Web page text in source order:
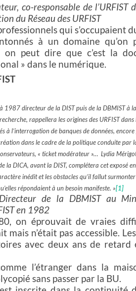
co-responsable de l’URFIST
du Réseau des URFIST
qui s’occupaient
à un domaine
on peut dire que c’est la
» dans le numérique.
1987 directeur de la DIST puis de la DBMIST à
rappellera les origines des URFIST
à l’interrogation de banques de données,
dans le cadre de la politique conduite par
« ticket modérateur »… Lydia
la DICA, avant la DIST, complétera cet exposé
inédit et les obstacles qu’il fallut
répondaient à un besoin manifeste. »[1]
de la DBMIST au
en 1982
on éprouvait de vraies
mais n’était pas accessible.
avec deux ans de retard
l’étranger dans la
sans passer par la BU.